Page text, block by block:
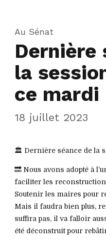
Au Sénat
Dernière
la
ce mardi
18 juillet 2023
🏛️ Dernière séance de la
🔜 Nous avons adopté à
faciliter les
Soutenir les maires pour
Mais il faudra bien plus,
suffira pas, il va falloir
été déconstruit pour